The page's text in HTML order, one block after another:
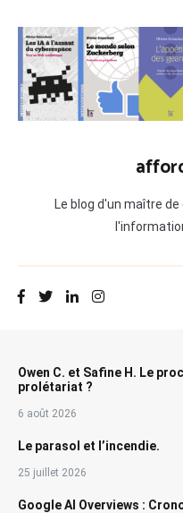
contenu
Le blog d'un maître
Owen C. et Safine H. Le
prolétariat ?
6 août 2026
Le parasol et l’incendie.
25 juillet 2026
Google AI Overviews :